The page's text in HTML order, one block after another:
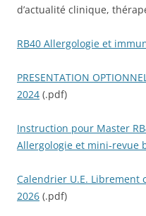
d’actualité clinique,
RB40 Allergologie et
PRESENTATION
2024 (.pdf)
Instruction pour Master
Allergologie et mini‐revue
Calendrier U.E. Librement
2026 (.pdf)